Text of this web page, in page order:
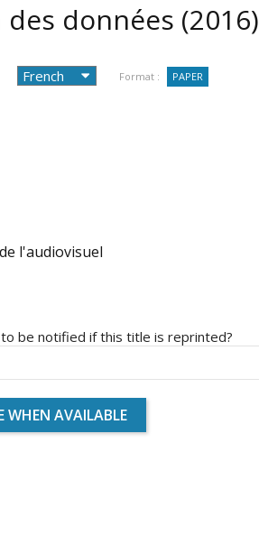
des données (2016)
Format : PAPER
l'audiovisuel
be notified if this title is reprinted?
WHEN AVAILABLE